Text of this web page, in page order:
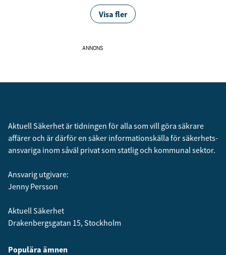
Visa fler
ANNONS
Aktuell Säkerhet är tidningen för alla som vill göra säkrare
affärer och är därför en säker informationskälla för säkerhets­
ansvariga inom såväl privat som statlig och kommunal sektor.
Ansvarig utgivare:
Jenny Persson
Aktuell Säkerhet
Drakenbergsgatan 15, Stockholm
Populära ämnen